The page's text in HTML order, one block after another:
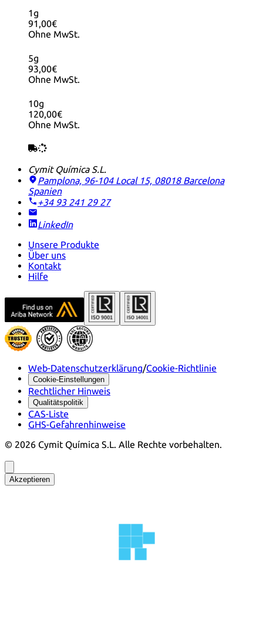
1g
91,00€
Ohne MwSt.
5g
93,00€
Ohne MwSt.
10g
120,00€
Ohne MwSt.
Cymit Química S.L.
Pamplona, 96-104 Local 15, 08018 Barcelona
Spanien
+34 93 241 29 27
LinkedIn
Unsere Produkte
Über uns
Kontakt
Hilfe
Web-Datenschutzerklärung/Cookie-Richtlinie
Cookie-Einstellungen
Rechtlicher Hinweis
Qualitätspolitik
CAS-Liste
GHS-Gefahrenhinweise
© 2026 Cymit Química S.L. Alle Rechte vorbehalten.
Akzeptieren